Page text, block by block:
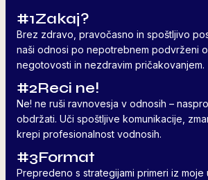
#1Zakaj?
Brez zdravo, pravočasno in spoštljivo
naši odnosi po nepotrebnem podvrženi
negotovosti in nezdravim pričakovanjem.
#2Reci ne!
Ne! ne ruši ravnovesja v odnosih –
obdržati. Uči spoštljive komunikacije,
krepi profesionalnost vodnosih.
#3Format
Prepredeno s strategijami primeri iz